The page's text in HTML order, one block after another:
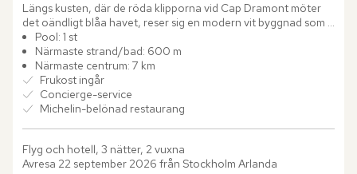
Längs kusten, där de röda klipporna vid Cap Dramont möter
det oändligt blåa havet, reser sig en modern vit byggnad som
fångar alla blickar – Les Roches Rouges. Detta ikoniska...
Pool: 1 st
Närmaste strand/bad: 600 m
Närmaste centrum: 7 km
Frukost ingår
Concierge-service
Michelin-belönad restaurang
Flyg och hotell, 3 nätter, 2 vuxna
Avresa 22 september 2026 från Stockholm Arlanda